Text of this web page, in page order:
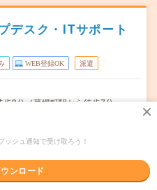
デスク・ITサポート
WEB登録OK 派遣
歩3分／茅場町駅から徒歩7分
）休憩60分 ※残業少
※スタート日相談OK！ #10月～
ッシュ通知で受け取ろう！
ンロード